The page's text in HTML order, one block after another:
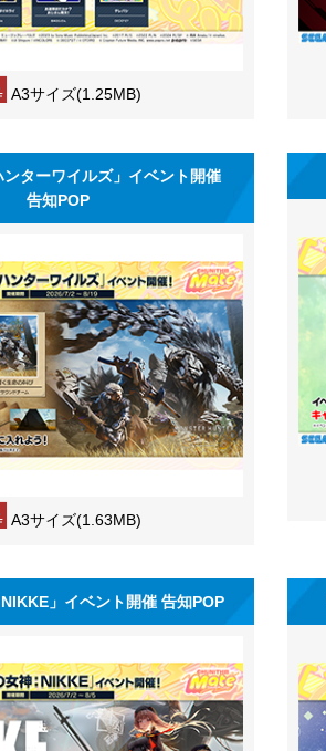
A3サイズ(1.25MB)
ンターワイルズ」イベント開催
告知POP
A3サイズ(1.63MB)
NIKKE」イベント開催 告知POP